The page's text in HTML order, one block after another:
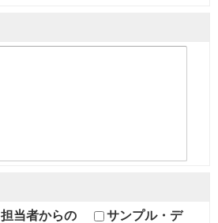
担当者からの
サンプル・デ